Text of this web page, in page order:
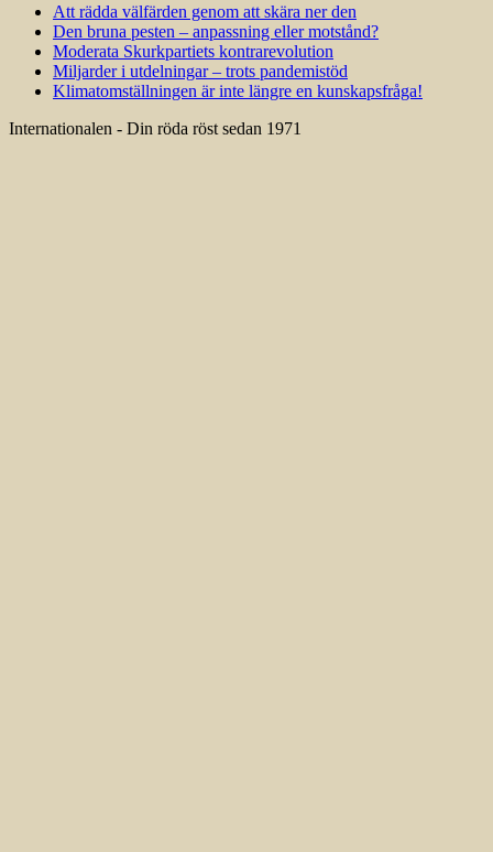
Att rädda välfärden genom att skära ner den
Den bruna pesten – anpassning eller motstånd?
Moderata Skurkpartiets kontrarevolution
Miljarder i utdelningar – trots pandemistöd
Klimatomställningen är inte längre en kunskapsfråga!
Internationalen - Din röda röst sedan 1971